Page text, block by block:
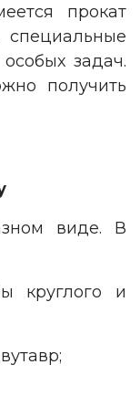
прокат
специальные
задач.
получить
виде. В
круглого и